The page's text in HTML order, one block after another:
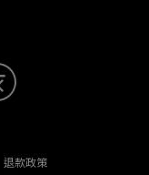
)
)
退款政策